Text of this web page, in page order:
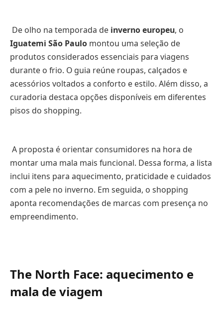
De olho na temporada de inverno europeu, o
Iguatemi São Paulo montou uma seleção de
produtos considerados essenciais para viagens
durante o frio. O guia reúne roupas, calçados e
acessórios voltados a conforto e estilo. Além disso, a
curadoria destaca opções disponíveis em diferentes
pisos do shopping.
A proposta é orientar consumidores na hora de
montar uma mala mais funcional. Dessa forma, a lista
inclui itens para aquecimento, praticidade e cuidados
com a pele no inverno. Em seguida, o shopping
aponta recomendações de marcas com presença no
empreendimento.
The North Face: aquecimento e
mala de viagem